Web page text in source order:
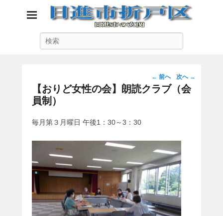
日進市折戸区
投
稿
シ
ョ
ン
← 前へ 次へ →
【おりど女性の会】朗読クラブ（会
員制）
毎月第３月曜日 午後1：30～3：30